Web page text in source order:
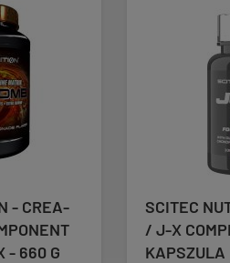
NUTRITION - JOINT-X
- 100